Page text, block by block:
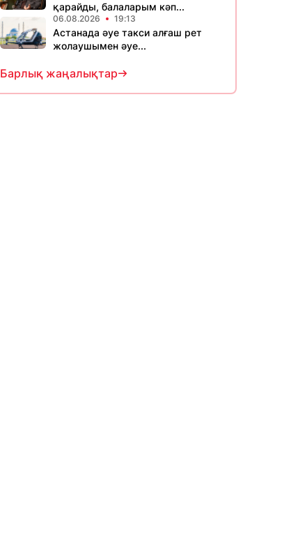
қарайды, балаларым кәп...
06.08.2026 19:13
Астанада әуе такси алғаш рет
жолаушымен әуе...
Барлық жаңалықтар